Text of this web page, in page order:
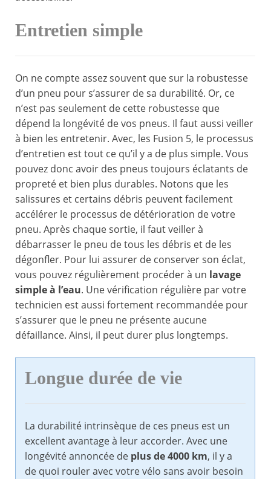
Entretien simple
On ne compte assez souvent que sur la robustesse
d’un pneu pour s’assurer de sa durabilité. Or, ce
n’est pas seulement de cette robustesse que
dépend la longévité de vos pneus. Il faut aussi veiller
à bien les entretenir. Avec, les Fusion 5, le processus
d’entretien est tout ce qu’il y a de plus simple. Vous
pouvez donc avoir des pneus toujours éclatants de
propreté et bien plus durables. Notons que les
salissures et certains débris peuvent facilement
accélérer le processus de détérioration de votre
pneu. Après chaque sortie, il faut veiller à
débarrasser le pneu de tous les débris et de les
dégonfler. Pour lui assurer de conserver son éclat,
vous pouvez régulièrement procéder à un lavage
simple à l’eau. Une vérification régulière par votre
technicien est aussi fortement recommandée pour
s’assurer que le pneu ne présente aucune
défaillance. Ainsi, il peut durer plus longtemps.
Longue durée de vie
La durabilité intrinsèque de ces pneus est un
excellent avantage à leur accorder. Avec une
longévité annoncée de plus de 4000 km, il y a
de quoi rouler avec votre vélo sans avoir besoin